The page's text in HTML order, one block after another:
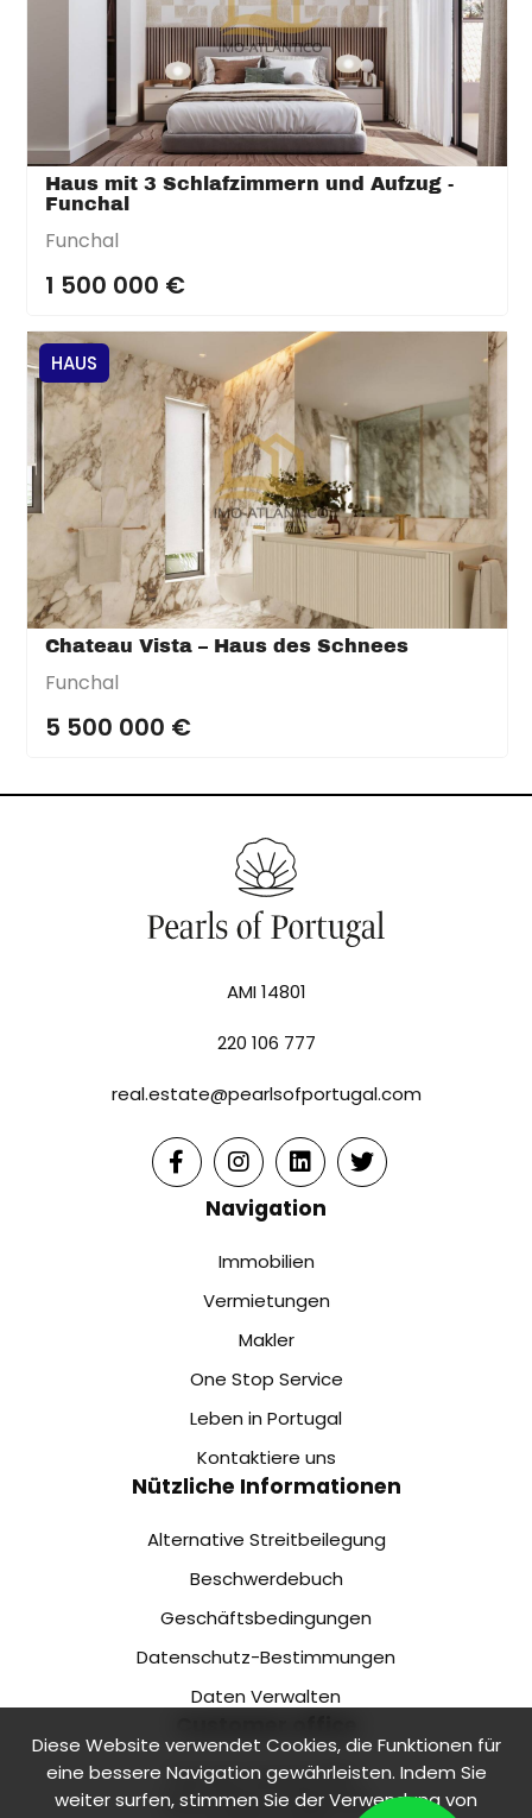
Haus mit 3 Schlafzimmern und Aufzug -
Funchal
Funchal
1 500 000 €
HAUS
Chateau Vista – Haus des Schnees
Funchal
5 500 000 €
AMI 14801
220 106 777
real.estate@pearlsofportugal.com
Navigation
Immobilien
Vermietungen
Makler
One Stop Service
Leben in Portugal
Kontaktiere uns
Nützliche Informationen
Alternative Streitbeilegung
Beschwerdebuch
Geschäftsbedingungen
Datenschutz-Bestimmungen
Daten Verwalten
Rua de Camões 218 1.
Floor, Office 2 4000-138
Diese Website verwendet Cookies, die Funktionen für
eine bessere Navigation gewährleisten. Indem Sie
weiter surfen, stimmen Sie der Verwendung von